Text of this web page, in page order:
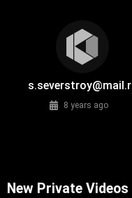
8 years ago
New Private Videos